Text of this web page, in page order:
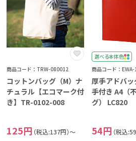
タオル ハ
ポータブルファン・ハンディ
ファン
傘
ラジオ・ライト・ランタン
冷却グッズ
ブランケット・ひざ掛け
お菓子・食品・飲料
お菓子 食
体育祭・文化祭・運動会におす
すめのノベルティ オリジナルグ
きっと
商品コード：TRW-080012
コットンバッグ（M）ナ
チュラル【エコマーク付
き】TR-0102-008
125円 （税込:137円）～
選べる本体色
商品コード：
厚手アドバッ
手付き A4（
グ） LC820
54円 （税込